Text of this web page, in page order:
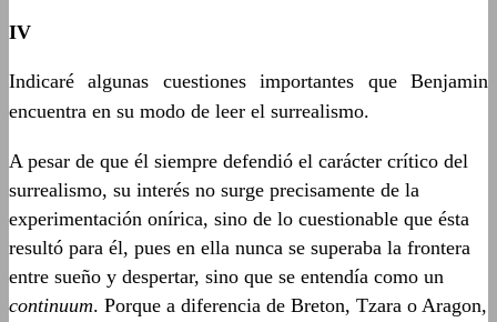
IV
Indicaré algunas cuestiones importantes que Benjamin
encuentra en su modo de leer el surrealismo.
A pesar de que él siempre defendió el carácter crítico del
surrealismo, su interés no surge precisamente de la
experimentación onírica, sino de lo cuestionable que ésta
resultó para él, pues en ella nunca se superaba la frontera
entre sueño y despertar, sino que se entendía como un
continuum. Porque a diferencia de Breton, Tzara o Aragon,